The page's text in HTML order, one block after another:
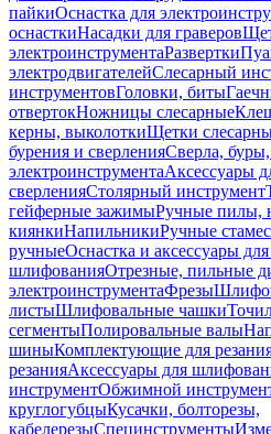
пайкиОснастка для
оснасткиНасадки для граверов
электроинструментаРазвертки
электродвигателейСлесарный
инструментовГоловки, биты
отвертокНожницы слесарные
керны, выколоткиЩетки
бурения и сверленияСверла,
электроинструментаАксессуары
сверленияСтолярный инструмент
гейферные зажимыРучные пилы,
киянкиНапильникиРучные
ручныеОснастка и аксессуары
шлифованияОтрезные, пильные
электроинструментаФрезы
листыШлифовальные чашки
сегментыПолировальные валы
шиныКомплектующие для
резанияАксессуары для
инструментОбжимной
круглогубцыКусачки, болторезы,
кабелерезыСпецинструменты